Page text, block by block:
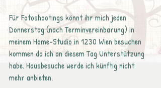
Für Fotoshootings könnt ihr mich jeden
Donnerstag (nach Terminvereinbarung) in
meinem Home-Studio in 1230 Wien besuchen
kommen da ich an diesem Tag Unterstützung
habe. Hausbesuche werde ich künftig nicht
mehr anbieten.